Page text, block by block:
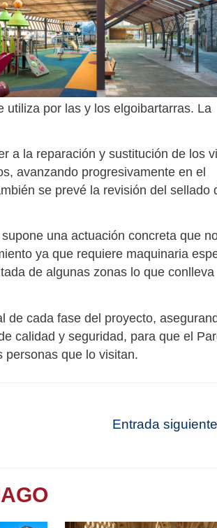
utiliza por las y los elgoibartarras. La
a la reparación y sustitución de los
avanzando progresivamente en el
se prevé la revisión del sellado
una actuación concreta que
ya que requiere maquinaria
de algunas zonas lo que conlleva
de cada fase del proyecto,
calidad y seguridad, para que el
personas que lo visitan.
Entrada siguiente